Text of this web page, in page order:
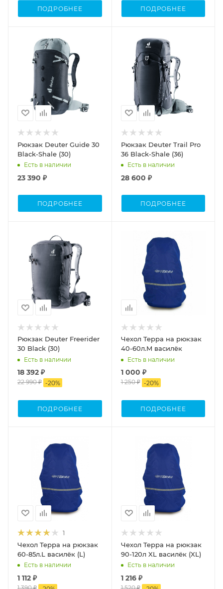
ПОДРОБНЕЕ ПОДРОБНЕЕ
Объем
20-40
Рюкзак Deuter Guide 30
Black-Shale (30)
Есть в наличии
23 390 ₽
ПОДРОБНЕЕ
Объем
20-40
Рюкзак Deuter Trail Pro
36 Black-Shale (36)
Есть в наличии
28 600 ₽
ПОДРОБНЕЕ
20-40
Рюкзак Deuter Freerider
30 Black (30)
Есть в наличии
18 392 ₽
22 990 ₽ -20%
ПОДРОБНЕЕ
Процент Скидки
Чехол Teррa на рюкзак
40-60л.M василёк
Есть в наличии
1 000 ₽
1 250 ₽ -20%
ПОДРОБНЕЕ
1
Чехол Teррa на рюкзак
60-85л.L василёк (L)
Есть в наличии
1 112 ₽
1 390 ₽
Чехол Teррa на рюкзак
90-120л XL василёк (XL)
Есть в наличии
1 216 ₽
1 520 ₽